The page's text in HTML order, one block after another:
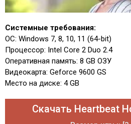
Системные требования:
ОС: Windows 7, 8, 10, 11 (64-bit)
Процессор: Intel Core 2 Duo 2.4
Оперативная память: 8 GB ОЗУ
Видеокарта: Geforce 9600 GS
Место на диске: 4 GB
Скачать Heartbeat